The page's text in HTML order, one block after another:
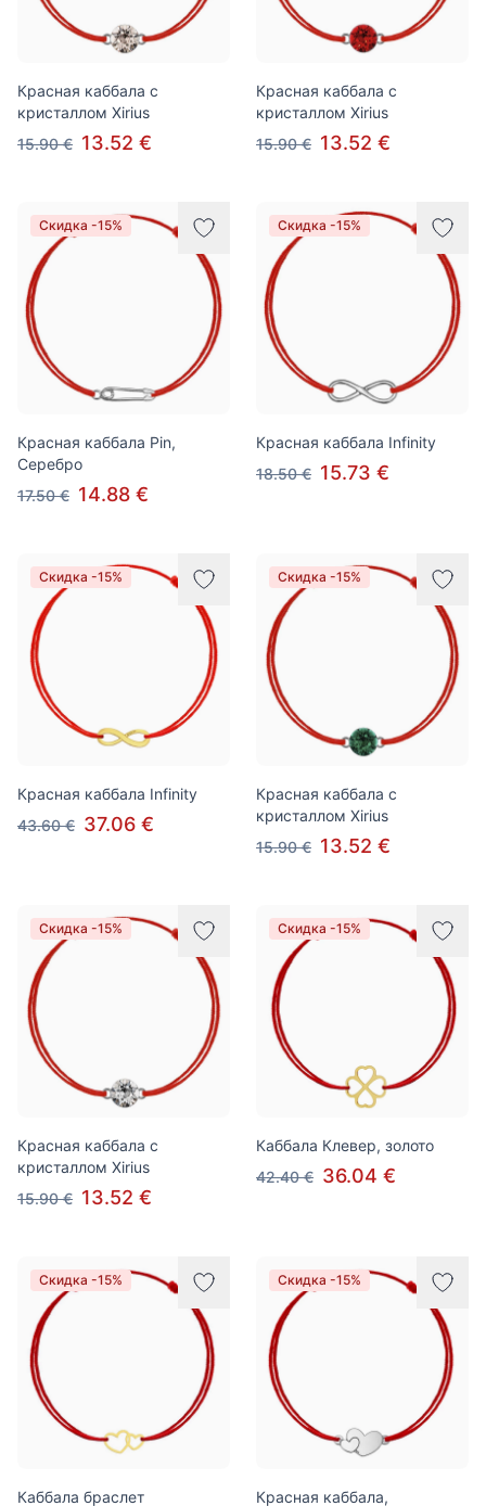
Красная каббала с
кристаллом Xirius
15.90 € 13.52 €
Красная каббала с
кристаллом Xirius
15.90 € 13.52 €
Скидка -15%
Красная каббала Pin,
Серебро
17.50 € 14.88 €
Скидка -15%
Красная каббала Infinity
18.50 € 15.73 €
Скидка -15%
Красная каббала Infinity
43.60 € 37.06 €
Скидка -15%
Красная каббала с
кристаллом Xirius
15.90 € 13.52 €
Скидка -15%
Красная каббала с
кристаллом Xirius
15.90 € 13.52 €
Скидка -15%
Каббала Клевер, золото
42.40 € 36.04 €
Скидка -15%
Каббала браслет
Скидка -15%
Красная каббала,